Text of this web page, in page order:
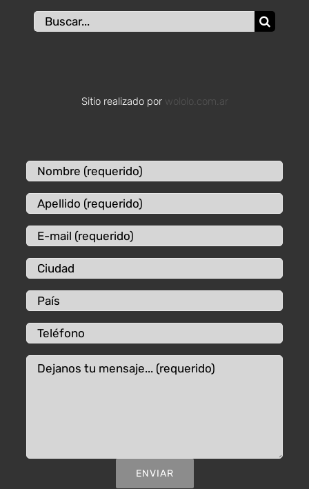
Buscar:
Sitio realizado por wololo.com.ar